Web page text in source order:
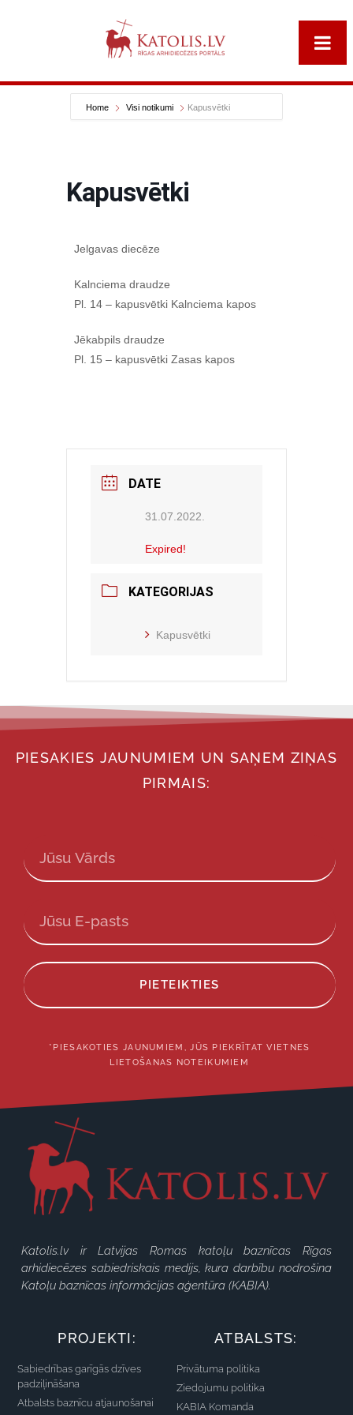
Home Visi notikumi Kapusvētki
Kapusvētki
Jelgavas diecēze
Kalnciema draudze
Pl. 14 – kapusvētki Kalnciema kapos
Jēkabpils draudze
Pl. 15 – kapusvētki Zasas kapos
DATE
31.07.2022.
Expired!
KATEGORIJAS
Kapusvētki
PIESAKIES JAUNUMIEM UN SAŅEM ZIŅAS
PIRMAIS:
PIETEIKTIES
*PIESAKOTIES JAUNUMIEM, JŪS PIEKRĪTAT VIETNES
LIETOŠANAS NOTEIKUMIEM
Katolis.lv ir Latvijas Romas katoļu baznīcas Rīgas
arhidiecēzes sabiedriskais medijs, kura darbību nodrošina
Katoļu baznīcas informācijas aģentūra (KABIA).
PROJEKTI:
Sabiedrības garīgās dzīves
padziļināšana
Atbalsts baznīcu atjaunošanai
ATBALSTS:
Privātuma politika
Ziedojumu politika
KABIA Komanda